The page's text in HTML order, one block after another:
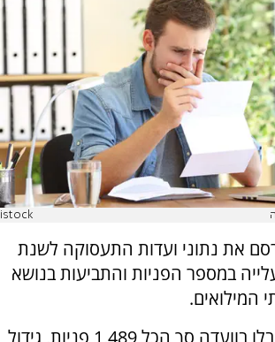
istock
את נתוני ועדות התעסוקה לשנת
עלייה במספר הפניות והתביעות בנושא
המילואים.